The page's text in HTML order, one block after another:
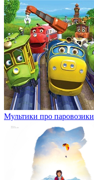
Мультики про паровозики